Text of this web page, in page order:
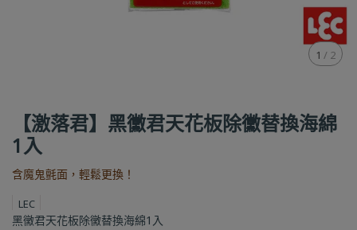
1 / 2
【激落君】黑黴君天花板除黴替換海綿
1入
含魔鬼氈面，輕鬆更換！
LEC
黑黴君天花板除黴替換海綿1入